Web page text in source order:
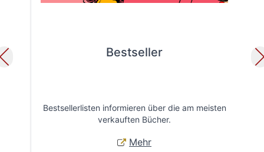
Bestseller
Bestsellerlisten informieren über die am meisten
verkauften Bücher.
Mehr